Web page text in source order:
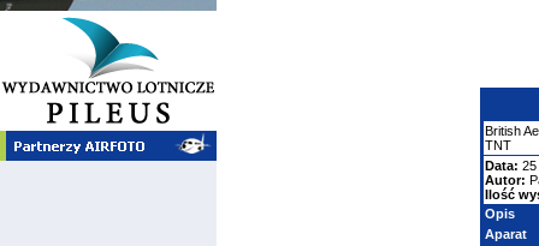
British
TNT
Data: 25
Autor:
Ilość
Opis
Aparat